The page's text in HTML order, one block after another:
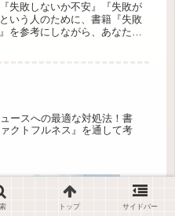
失敗しないか不安』『失敗が
いう人のために、書籍『失敗
を参考にしながら、あなたの
ースへの最適な対処法！書
クトフルネス』を通して考
ク
い
トップ サイドバー